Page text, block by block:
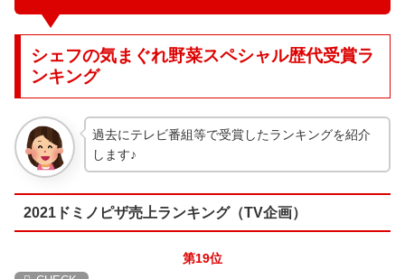
シェフの気まぐれ野菜スペシャル歴代受賞ラ
ンキング
過去にテレビ番組等で受賞したランキングを紹介
します♪
2021ドミノピザ売上ランキング（TV企画）
第19位